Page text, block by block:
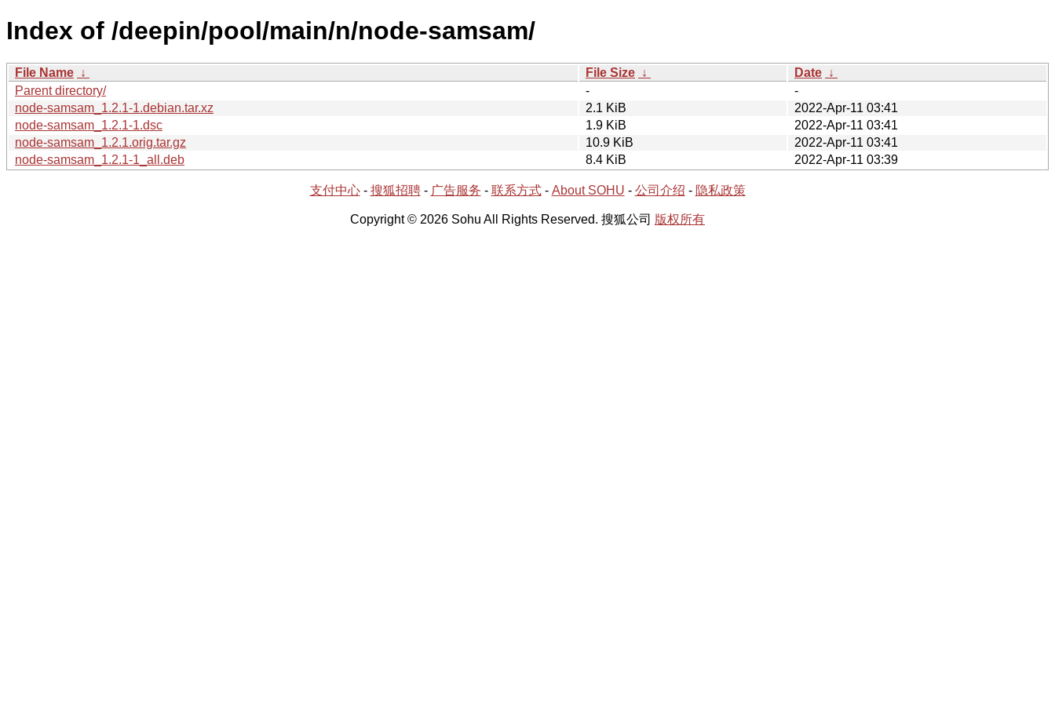
Index of /deepin/pool/main/n/node-samsam/
File Name ↓ File Size ↓ Date ↓
Parent directory/
-
-
node-samsam_1.2.1-1.debian.tar.xz
2.1 KiB
2022-Apr-11 03:41
node-samsam_1.2.1-1.dsc
1.9 KiB
2022-Apr-11 03:41
node-samsam_1.2.1.orig.tar.gz
10.9 KiB
2022-Apr-11 03:41
node-samsam_1.2.1-1_all.deb
8.4 KiB 2022-Apr-11 03:39
支付中心- 搜狐招聘- 广告服务 - 联系方式- About SOHU - 公司介绍 - 隐私政策
Copyright © 2026 Sohu All Rights Reserved. 搜狐公司 版权所有